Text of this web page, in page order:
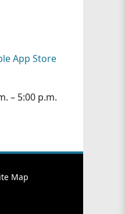
App Store
– 5:00 p.m.
Map